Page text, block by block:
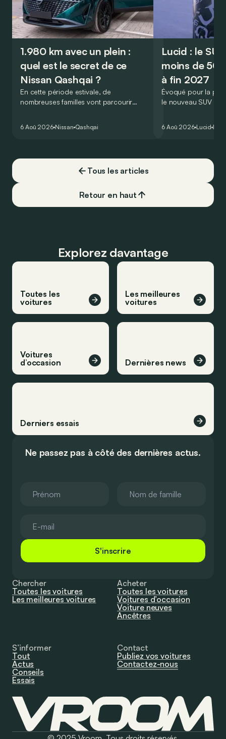
1.980 km avec un plein :
quel est le secret de ce
Nissan Qashqai ?
En cette période estivale, de
nombreuses familles vont parcourir
Qashqai e-Power, il serait possible de
6 Aoû 2026 Nissan Qashqai
Lucid : le
moins de
à fin 2027
Évoqué pour la
le nouveau SUV
l’année 2026.
6 Aoû 2026 Lucid
Tous les articles
Retour en haut
Explorez davantage
Toutes les
voitures
Les meilleures
voitures
Voitures
d’occasion
Dernières news
Derniers essais
Ne passez pas à côté des dernières actus.
S'inscrire
Chercher
Toutes les voitures
Les meilleures voitures
Acheter
Toutes les voitures
Voitures d’occasion
Voiture neuves
Ancêtres
S’informer
Tout
Actus
Conseils
Essais
Contact
Publiez vos voitures
Contactez-nous